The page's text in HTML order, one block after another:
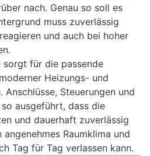
nach. Genau so soll es
muss zuverlässig
und auch bei hoher
sorgt für die passende
Heizungs- und
Anschlüsse, Steuerungen und
ausgeführt, dass die
und dauerhaft zuverlässig
Raumklima und
Tag für Tag verlassen kann.